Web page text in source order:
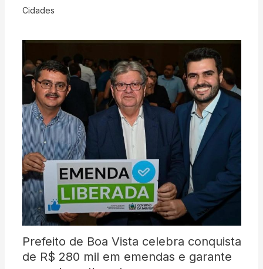
Cidades
Prefeito de Boa Vista celebra conquista
de R$ 280 mil em emendas e garante